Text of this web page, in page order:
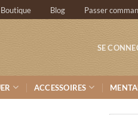
Boutique Blog Passer
SE
ACCESSOIRES